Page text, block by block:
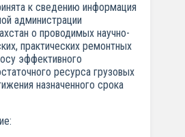
к сведению информация
администрации
о проводимых научно-
практических ремонтных
эффективного
ресурса грузовых
назначенного срока